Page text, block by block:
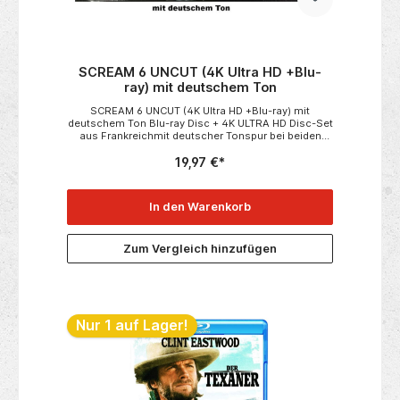
SCREAM 6 UNCUT (4K Ultra HD +Blu-
ray) mit deutschem Ton
SCREAM 6 UNCUT (4K Ultra HD +Blu-ray) mit
deutschem Ton Blu-ray Disc + 4K ULTRA HD Disc-Set
aus Frankreichmit deutscher Tonspur bei beiden
Schwestern Sam und Tara Carpenter haben genauso
wie die Zwillinge Chad und Mindy Meeks die letzten
sich lassen und in New York einen Neuanfang wagen.
Allerdings scheint der Killer ihnen gefolgt zu sein und
zieht jetzt mordend durch ihre Stadt. Obwohl die vier
bereits ihre Erfahrungen mit Ghostface gemacht
haben, müssen sie feststellen, dass dieser Killer
19,97 €*
In den Warenkorb
Zum Vergleich hinzufügen
Nur 1 auf Lager!